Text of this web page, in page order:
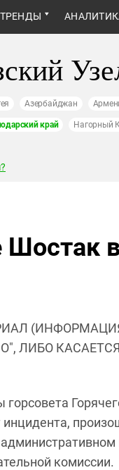
ТРЕНДЫ
Азербайджан
край Нагорный
Шостак
ЛИБО
горсовета
инцидента,
комиссии.